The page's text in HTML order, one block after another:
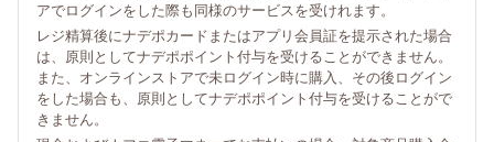
アでログインをした際も同様のサービスを受けれます。
レジ精算後にナデポカードまたはアプリ会員証を提示された場合
は、原則としてナデポポイント付与を受けることができません。
また、オンラインストアで未ログイン時に購入、その後ログイン
をした場合も、原則としてナデポポイント付与を受けることがで
きません。